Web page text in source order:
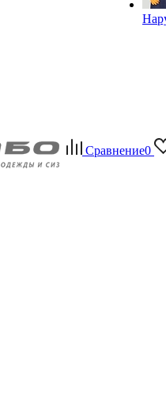
Сравнение0